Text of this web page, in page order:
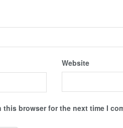
Website
this browser for the next time I